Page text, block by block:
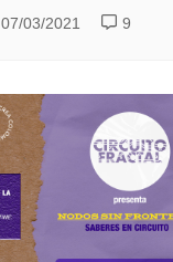
07/03/2021 9